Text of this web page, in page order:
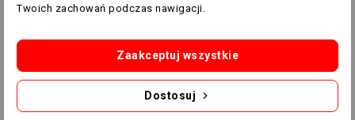
112
124
5XL 208-212 124-130
112-
124-
Twoich zachowań podczas nawigacji.
Dostosuj
Zaakceptuj wszystkie